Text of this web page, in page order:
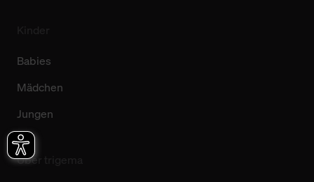
Babies
Mädchen
Jungen
Über trigema